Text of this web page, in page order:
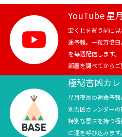
テニス
スポーツ
競馬
テニス四大大会・五輪
テニス四大大会・五輪
YouTube 星
宝くじを買う前に
運予報。一粒万倍日
を毎週配信します
部屋を調べてからご
極秘吉凶カ
星月夜景の運命予
別吉凶カレンダーの
特別な意味を持つ
に運を呼び込みま